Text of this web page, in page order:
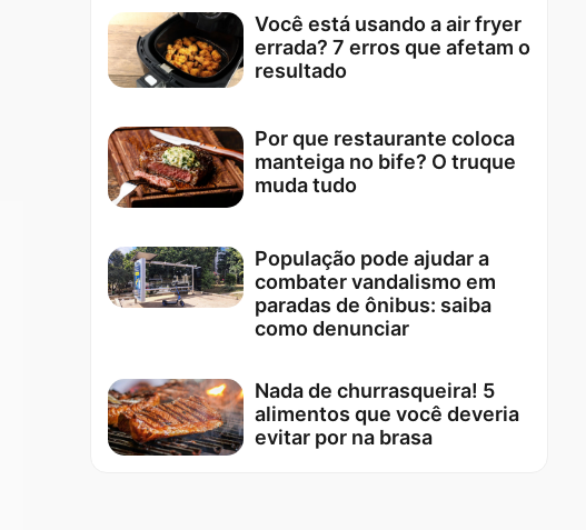
Você está usando a air fryer
errada? 7 erros que afetam o
resultado
Por que restaurante coloca
manteiga no bife? O truque
muda tudo
População pode ajudar a
combater vandalismo em
paradas de ônibus: saiba
como denunciar
Nada de churrasqueira! 5
alimentos que você deveria
evitar por na brasa